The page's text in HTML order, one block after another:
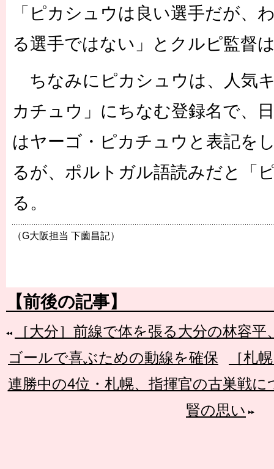
「ピカシュウは良い選手だが、
る選手ではない」とクルピ監督
ちなみにピカシュウは、人気
カチュウ」にちなむ登録名で、
はヤーゴ・ピカチュウと表記を
るが、ポルトガル語読みだと「
る。
（G大阪担当 下薗昌記）
【前後の記事】
［大分］前線で体を張る大分の林容
ゴールで喜ぶための動線を確保
［札
連勝中の4位・札幌、指揮官の古巣戦
賢の思い